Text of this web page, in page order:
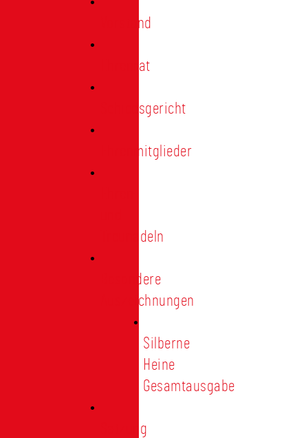
Vorstand
Ehrenrat
Schiedsgericht
Ehrenmitglieder
Treunadeln
Besondere
Auszeichnungen
Silberne
Heine
Gesamtausgabe
Satzung